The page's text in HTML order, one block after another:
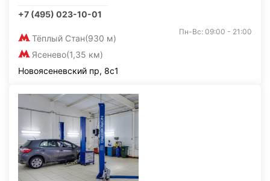
+7 (495) 023-10-01
Тёплый Стан(930 м)
Ясенево(1,35 км)
Пн-Вс: 09:00 - 21:00
Новоясеневский пр, 8с1